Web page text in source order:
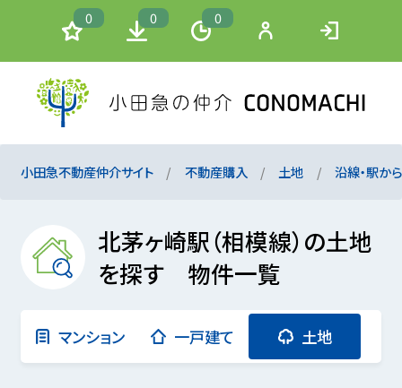
0 0 0
小田急不動産仲介サイト 不動産購入 土地 沿線・駅か
北茅ヶ崎駅（相模線）の土地
を探す 物件一覧
マンション 一戸建て 土地